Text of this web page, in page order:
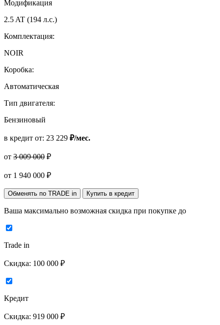
Модификация
2.5 AT (194 л.с.)
Комплектация:
NOIR
Коробка:
Автоматическая
Тип двигателя:
Бензиновый
в кредит от: 23 229 ₽/мес.
от 3 009 000 ₽
от 1 940 000 ₽
Обменять по TRADE in Купить в кредит
Ваша максимально возможная скидка при покупке до
Trade in
Скидка: 100 000 ₽
Кредит
Скидка: 919 000 ₽